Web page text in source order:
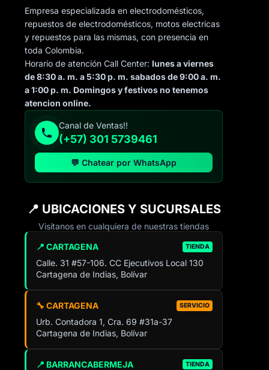
Empresa especializada en electrodomésticos,
repuestos de electrodomésticos, motos electricas
y repuestos para las mismas, con presencia en
toda Colombia.
Horario de atención Call Center:lunes a viernes
de 8:30 a. m. a 5:30 p. m. sabados de 9:00 a. m.
a 1:00 p. m. Domingos y festivos no tenemos
atencion online.
Canal de Ventas!!
(+57) 301 5739461
💬 Chatear por WhatsApp
📍 UBICACIONES Y SUCURSALES
Visítanos en cualquiera de nuestras tiendas
📍 CARTAGENA TIENDA
Calle. 31 #57-106. CC Ejecutivos Local 130
Cartagena de Indias, Bolívar
🔧 CARTAGENA SERVICIO
Urb. Contadora 1, Cra. 69 #31a-37
Cartagena de Indias, Bolívar
📍 BARRANCABERMEJA TIENDA